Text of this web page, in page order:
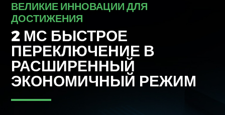
ВЕЛИКИЕ ИННОВАЦИИ ДЛЯ
ДОСТИЖЕНИЯ
2 МС БЫСТРОЕ
ПЕРЕКЛЮЧЕНИЕ В
РАСШИРЕННЫЙ
ЭКОНОМИЧНЫЙ РЕЖИМ